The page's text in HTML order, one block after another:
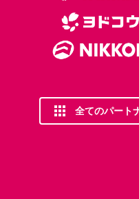
全てのパート